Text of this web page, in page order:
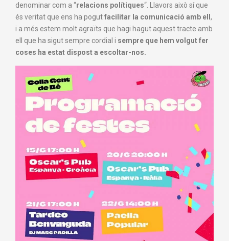
denominar com a “relacions polítiques“. Llavors això sí que
és veritat que ens ha pogutfacilitar la comunicació amb ell,
i a més estem molt agraïts que hagi hagut aquest tracte amb
ell que ha sigut sempre cordial i sempre que hem volgut fer
coses ha estat dispost a escoltar-nos.